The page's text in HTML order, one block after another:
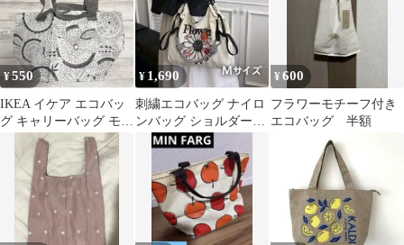
¥550
IKEA イケア エコバッ
グ キャリーバッグ モノ
トーン 花柄 ボタニカ
ル S
¥ 1,690
刺繍エコバッグ ナイロ
ンバッグ ショルダース
トラップ付き おしゃれ
¥600
フラワーモチーフ付き
エコバッグ 半額